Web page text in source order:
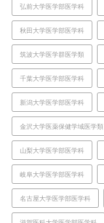
弘前大学医学部医学科
秋田大学医学部医学科
筑波大学医学群医学類
千葉大学医学部医学科
新潟大学医学部医学科
金沢大学医薬保健学域医学類
山梨大学医学部医学科
岐阜大学医学部医学科
名古屋大学医学部医学科